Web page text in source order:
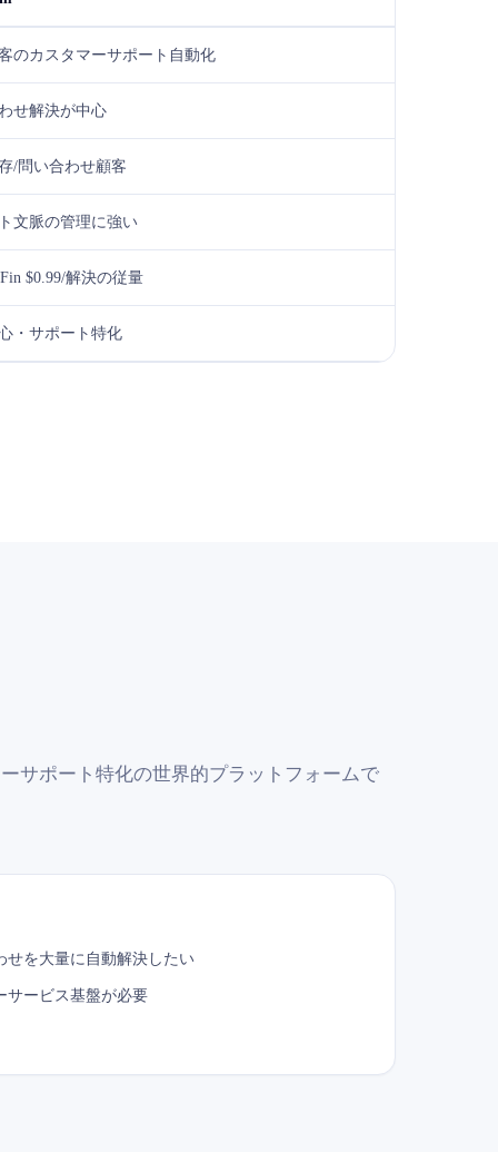
のカスタマーサポート自動化
せ解決が中心
/問い合わせ顧客
文脈の管理に強い
$0.99/解決の従量
・サポート特化
サポート特化の世界的プラットフォームで
せを大量に自動解決したい
サービス基盤が必要